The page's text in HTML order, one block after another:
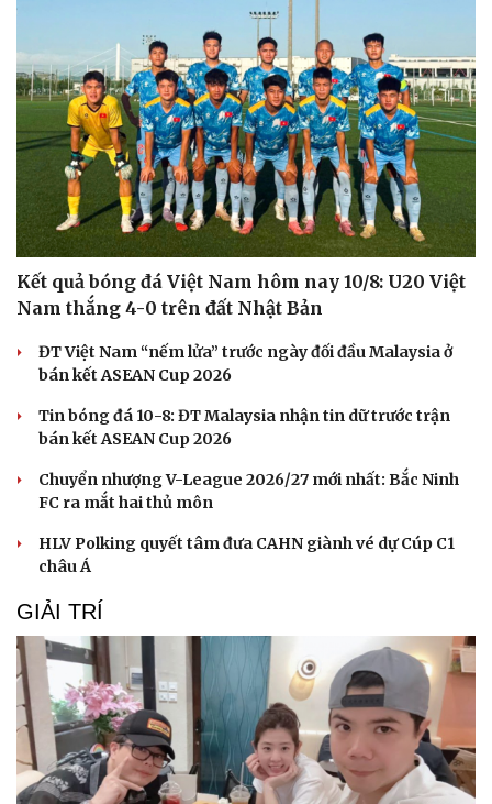
Kết quả bóng đá Việt Nam hôm nay 10/8: U20 Việt
Nam thắng 4-0 trên đất Nhật Bản
ĐT Việt Nam “nếm lửa” trước ngày đối đầu Malaysia ở
bán kết ASEAN Cup 2026
Tin bóng đá 10-8: ĐT Malaysia nhận tin dữ trước trận
bán kết ASEAN Cup 2026
Chuyển nhượng V-League 2026/27 mới nhất: Bắc Ninh
FC ra mắt hai thủ môn
HLV Polking quyết tâm đưa CAHN giành vé dự Cúp C1
châu Á
GIẢI TRÍ